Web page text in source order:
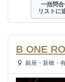
一括問合
リストに
B ONE
銀座・新橋・